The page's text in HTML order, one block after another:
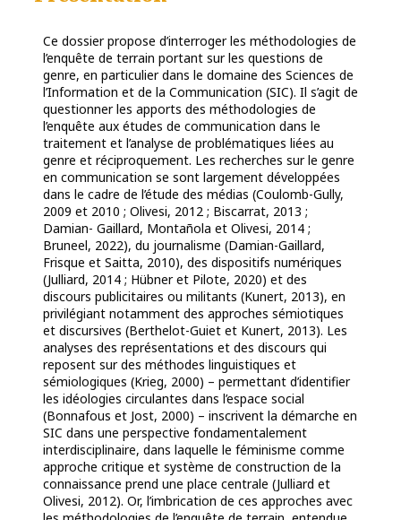
Ce dossier propose d’interroger les méthodologies de
l’enquête de terrain portant sur les questions de
genre, en particulier dans le domaine des Sciences de
l’Information et de la Communication (SIC). Il s’agit de
questionner les apports des méthodologies de
l’enquête aux études de communication dans le
traitement et l’analyse de problématiques liées au
genre et réciproquement. Les recherches sur le genre
en communication se sont largement développées
dans le cadre de l’étude des médias (Coulomb-Gully,
2009 et 2010 ; Olivesi, 2012 ; Biscarrat, 2013 ;
Damian- Gaillard, Montañola et Olivesi, 2014 ;
Bruneel, 2022), du journalisme (Damian-Gaillard,
Frisque et Saitta, 2010), des dispositifs numériques
(Julliard, 2014 ; Hübner et Pilote, 2020) et des
discours publicitaires ou militants (Kunert, 2013), en
privilégiant notamment des approches sémiotiques
et discursives (Berthelot-Guiet et Kunert, 2013). Les
analyses des représentations et des discours qui
reposent sur des méthodes linguistiques et
sémiologiques (Krieg, 2000) – permettant d’identifier
les idéologies circulantes dans l’espace social
(Bonnafous et Jost, 2000) – inscrivent la démarche en
SIC dans une perspective fondamentalement
interdisciplinaire, dans laquelle le féminisme comme
approche critique et système de construction de la
connaissance prend une place centrale (Julliard et
Olivesi, 2012). Or, l’imbrication de ces approches avec